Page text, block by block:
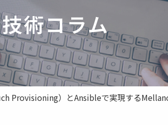
技術コラム
Provisioning）とAnsibleで実現する